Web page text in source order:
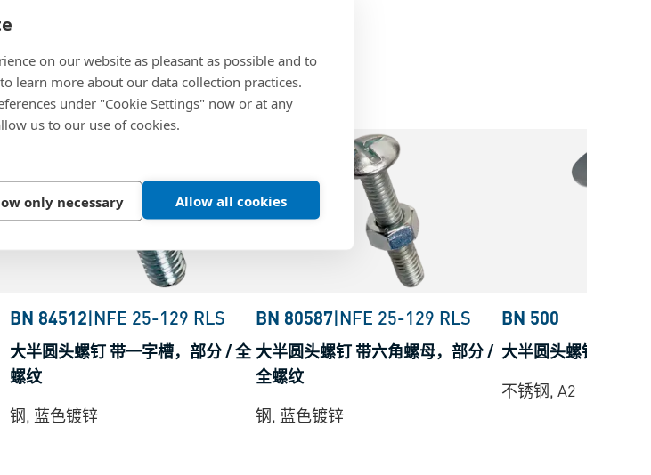
on our website as pleasant as possible and to
learn more about our data collection practices.
under "Cookie Settings" now or at any
us to our use of cookies.
only necessary Allow all cookies
BN 84512|NFE 25-129 RLS
大半圆头螺钉 带一字槽，部分 / 全
螺纹
钢, 蓝色镀锌
BN 80587|NFE 25-129 RLS
大半圆头螺钉 带六角螺母，部分 /
全螺纹
钢, 蓝色镀锌
BN 500
大半圆头螺钉 带狭槽
不锈钢, A2